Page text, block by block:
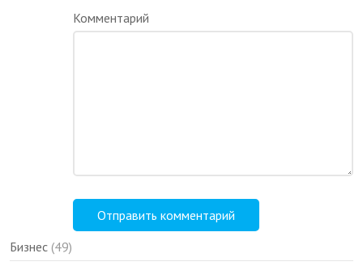
Комментарий
Бизнес (49)